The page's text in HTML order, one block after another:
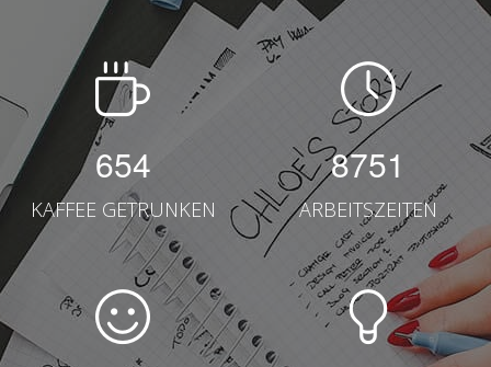
654
KAFFEE GETRUNKEN
8751
ARBEITSZEITEN